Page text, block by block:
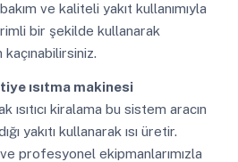
ve kaliteli yakıt kullanımıyla
bir şekilde kullanarak
ısıtma makinesi
ısıtıcı kiralama bu sistem aracın
yakıtı kullanarak ısı üretir.
profesyonel ekipmanlarımızla